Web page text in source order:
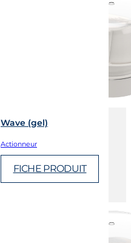
Wave (gel)
Actionneur
FICHE PRODUIT